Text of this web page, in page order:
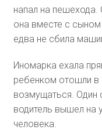
напал на пешехода.
она вместе с сыном
едва не сбила
Иномарка ехала
ребенком отошли в
возмущаться. Один
водитель вышел на
человека.